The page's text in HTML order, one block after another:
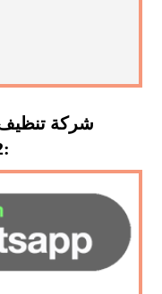
شركة
:0501732352